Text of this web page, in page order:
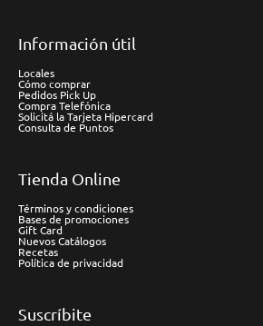
Información útil
Locales
Cómo comprar
Pedidos Pick Up
Compra Telefónica
Solicitá la Tarjeta Hipercard
Consulta de Puntos
Tienda Online
Términos y condiciones
Bases de promociones
Gift Card
Nuevos Catálogos
Recetas
Política de privacidad
Suscríbite